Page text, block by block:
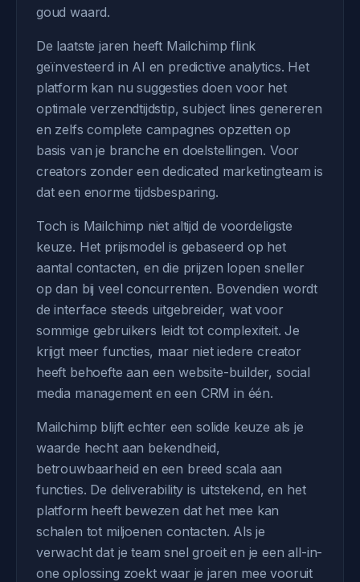
goud waard.
De laatste jaren heeft Mailchimp flink
geïnvesteerd in AI en predictive analytics. Het
platform kan nu suggesties doen voor het
optimale verzendtijdstip, subject lines genereren
en zelfs complete campagnes opzetten op
basis van je branche en doelstellingen. Voor
creators zonder een dedicated marketingteam is
dat een enorme tijdsbesparing.
Toch is Mailchimp niet altijd de voordeligste
keuze. Het prijsmodel is gebaseerd op het
aantal contacten, en die prijzen lopen sneller
op dan bij veel concurrenten. Bovendien wordt
de interface steeds uitgebreider, wat voor
sommige gebruikers leidt tot complexiteit. Je
krijgt meer functies, maar niet iedere creator
heeft behoefte aan een website-builder, social
media management en een CRM in één.
Mailchimp blijft echter een solide keuze als je
waarde hecht aan bekendheid,
betrouwbaarheid en een breed scala aan
functies. De deliverability is uitstekend, en het
platform heeft bewezen dat het mee kan
schalen tot miljoenen contacten. Als je
verwacht dat je team snel groeit en je een all-in-
one oplossing zoekt waar je jaren mee vooruit